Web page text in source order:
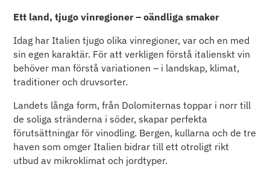
Ett land, tjugo vinregioner – oändliga smaker
Idag har Italien tjugo olika vinregioner, var och en med
sin egen karaktär. För att verkligen förstå italienskt vin
behöver man förstå variationen – i landskap, klimat,
traditioner och druvsorter.
Landets långa form, från Dolomiternas toppar i norr till
de soliga stränderna i söder, skapar perfekta
förutsättningar för vinodling. Bergen, kullarna och de tre
haven som omger Italien bidrar till ett otroligt rikt
utbud av mikroklimat och jordtyper.